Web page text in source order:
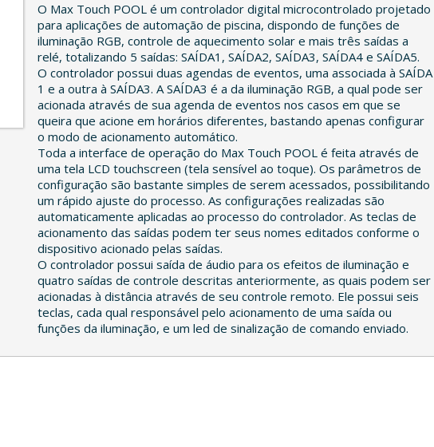
O Max Touch POOL é um controlador digital microcontrolado projetado
para aplicações de automação de piscina, dispondo de funções de
iluminação RGB, controle de aquecimento solar e mais três saídas a
relé, totalizando 5 saídas: SAÍDA1, SAÍDA2, SAÍDA3, SAÍDA4 e SAÍDA5.
O controlador possui duas agendas de eventos, uma associada à SAÍDA
1 e a outra à SAÍDA3. A SAÍDA3 é a da iluminação RGB, a qual pode ser
acionada através de sua agenda de eventos nos casos em que se
queira que acione em horários diferentes, bastando apenas configurar
o modo de acionamento automático.
Toda a interface de operação do Max Touch POOL é feita através de
uma tela LCD touchscreen (tela sensível ao toque). Os parâmetros de
configuração são bastante simples de serem acessados, possibilitando
um rápido ajuste do processo. As configurações realizadas são
automaticamente aplicadas ao processo do controlador. As teclas de
acionamento das saídas podem ter seus nomes editados conforme o
dispositivo acionado pelas saídas.
O controlador possui saída de áudio para os efeitos de iluminação e
quatro saídas de controle descritas anteriormente, as quais podem ser
acionadas à distância através de seu controle remoto. Ele possui seis
teclas, cada qual responsável pelo acionamento de uma saída ou
funções da iluminação, e um led de sinalização de comando enviado.